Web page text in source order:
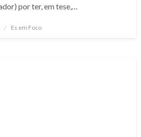
por ter, em tese,…
Es em Foco